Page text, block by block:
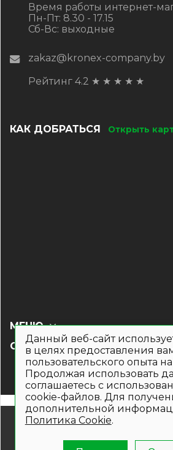
Время работы интернет-
Пн-Пт: 8.30 - 17.15
Сб-Вс: выходные
zakaz@kronex-company.by
Рейтинг 4.2 ★ ★ ★ ★ ★
КАК ДОБРАТЬСЯ Открыть
СОЦ СЕТИ
МЕНЮ
© 2019- 2026. Общество с
Информация на сайте носит
Данный веб-сайт
в целях предоставления
пользовательского опыта
Продолжая использовать
соглашаетесь с
cookie-файлов. Для
дополнительной
Политика Cookie.